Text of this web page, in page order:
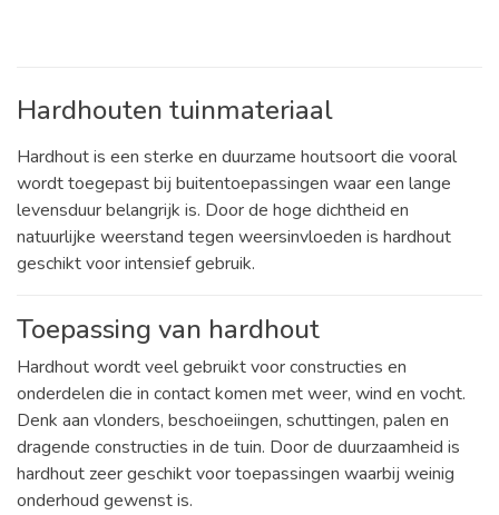
Hardhouten tuinmateriaal
Hardhout is een sterke en duurzame houtsoort die vooral
wordt toegepast bij buitentoepassingen waar een lange
levensduur belangrijk is. Door de hoge dichtheid en
natuurlijke weerstand tegen weersinvloeden is hardhout
geschikt voor intensief gebruik.
Toepassing van hardhout
Hardhout wordt veel gebruikt voor constructies en
onderdelen die in contact komen met weer, wind en vocht.
Denk aan vlonders, beschoeiingen, schuttingen, palen en
dragende constructies in de tuin. Door de duurzaamheid is
hardhout zeer geschikt voor toepassingen waarbij weinig
onderhoud gewenst is.